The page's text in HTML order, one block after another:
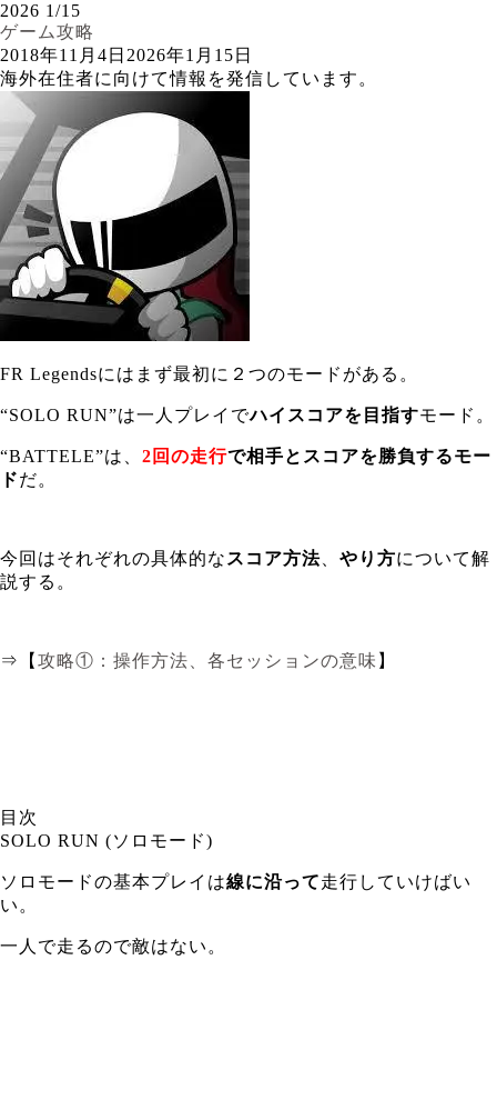
2026 1/15
ゲーム攻略
2018年11月4日 2026年1月15日
海外在住者に向けて情報を発信しています。
FR Legendsにはまず最初に２つのモードがある。
“SOLO RUN”は一人プレイでハイスコアを目指すモード。
“BATTELE”は、 2回の走行で相手とスコアを勝負するモー
ドだ。
今回はそれぞれの具体的な スコア方法 やり方について解
説する。
⇒【 攻略①：操作方法、各セッションの意味 】
目次
SOLO RUN (ソロモード)
ソロモードの基本プレイは線に沿って走行していけばい
い。
一人で走るので敵はない。